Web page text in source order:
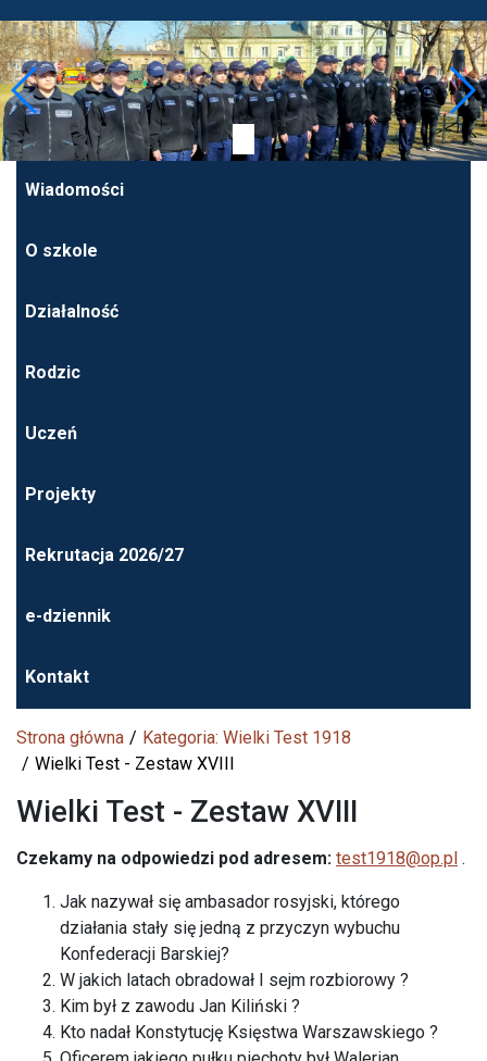
Wiadomości
O szkole
Działalność
Rodzic
Uczeń
Projekty
Rekrutacja 2026/27
e-dziennik
Kontakt
Strona główna
Kategoria: Wielki Test 1918
Wielki Test - Zestaw XVIII
Wielki Test - Zestaw XVIII
Czekamy na odpowiedzi pod adresem: test1918@op.pl .
Jak nazywał się ambasador rosyjski, którego
działania stały się jedną z przyczyn wybuchu
Konfederacji Barskiej?
W jakich latach obradował I sejm rozbiorowy ?
Kim był z zawodu Jan Kiliński ?
Kto nadał Konstytucję Księstwa Warszawskiego ?